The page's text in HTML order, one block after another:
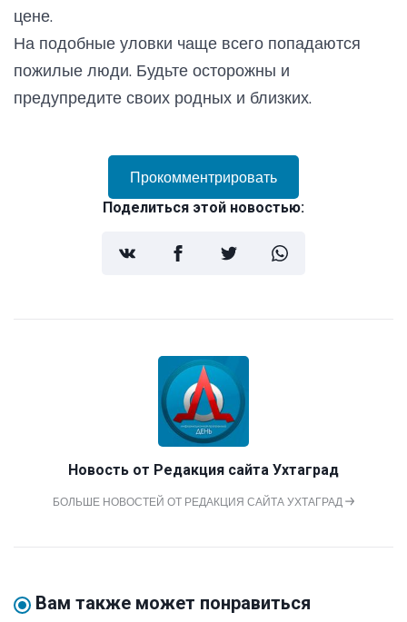
цене.
На подобные уловки чаще всего попадаются
пожилые люди. Будьте осторожны и
предупредите своих родных и близких.
Прокомментрировать
Поделиться этой новостью:
Новость от Редакция сайта Ухтаград
БОЛЬШЕ НОВОСТЕЙ ОТ РЕДАКЦИЯ САЙТА УХТАГРАД
Вам также может понравиться